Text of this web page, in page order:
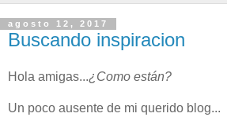
agosto 12, 2017
Buscando inspiracion
Hola amigas...¿Como están?
Un poco ausente de mi querido blog...